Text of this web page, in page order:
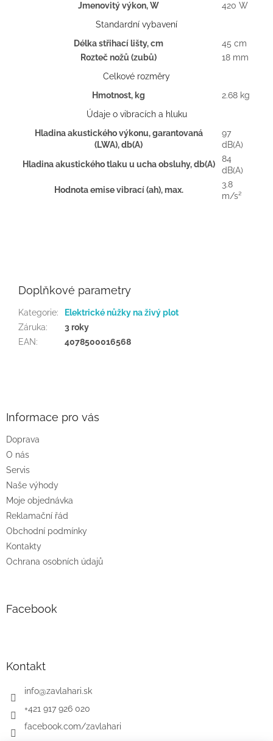
Jmenovitý výkon, W
420 W
Standardní vybavení
Délka střihací lišty, cm
45 cm
Rozteč nožů (zubů)
18 mm
Celkové rozměry
Hmotnost, kg
2.68 kg
Údaje o vibracích a hluku
Hladina akustického výkonu, garantovaná
(LWA), db(A)
97
dB(A)
Hladina akustického tlaku u ucha obsluhy, db(A)
84
dB(A)
Hodnota emise vibrací (ah), max.
3.8
m/s²
Doplňkové parametry
Kategorie:
Elektrické nůžky na živý plot
Záruka:
3 roky
EAN: 4078500016568
Informace pro vás
Doprava
O nás
Servis
Naše výhody
Moje objednávka
Reklamační řád
Obchodní podmínky
Kontakty
Ochrana osobních údajů
Facebook
Kontakt
info@zavlahari.sk
+421 917 926 020
facebook.com/zavlahari